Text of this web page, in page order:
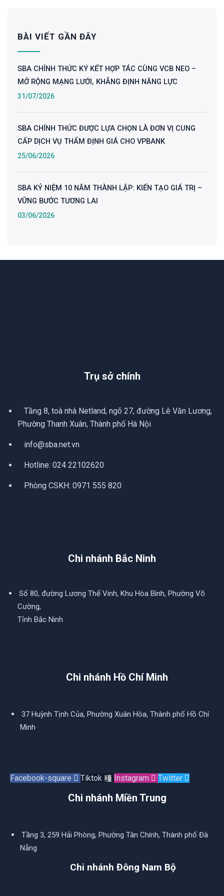
BÀI VIẾT GẦN ĐÂY
SBA CHÍNH THỨC KÝ KẾT HỢP TÁC CÙNG VCB NEO –
MỞ RỘNG MẠNG LƯỚI, KHẲNG ĐỊNH NĂNG LỰC
31/07/2026
SBA CHÍNH THỨC ĐƯỢC LỰA CHỌN LÀ ĐƠN VỊ CUNG
CẤP DỊCH VỤ THẨM ĐỊNH GIÁ CHO VPBANK
25/06/2026
SBA KỶ NIỆM 10 NĂM THÀNH LẬP: KIẾN TẠO GIÁ TRỊ –
VỮNG BƯỚC TƯƠNG LAI
03/06/2026
Trụ sở chính
Tầng 8, toà nhà Netland, ngõ 27, đường Lê Văn Lương,
Phường Thanh Xuân, Thành phố Hà Nội
info@sba.net.vn
Hotline: 024 22102620
Phòng CSKH: 0971 555 820
Chi nhánh Bắc Ninh
Số 80, đường Lương Thế Vinh, Khu Hòa Bình, Phường Võ
Cường,
Tỉnh Bắc Ninh
Chi nhánh Hồ Chí Minh
37 Huỳnh Tịnh Của, Phường Xuân Hòa, Thành phố Hồ Chí
Minh
Facebook-square Tiktok Instagram Twitter
Chi nhánh Miền Trung
Tầng 3, 259 Hải Phòng, Phường Tân Chính, Thành phố Đà
Nẵng
Chi nhánh Đông Nam Bộ